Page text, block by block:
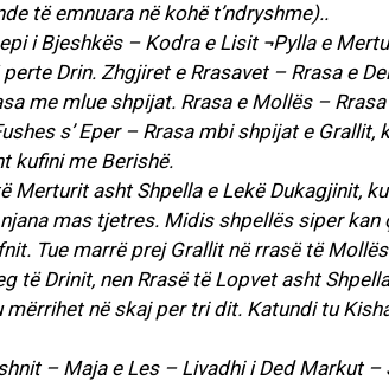
të emnuara në kohë t’ndryshme)..
i Bjeshkës – Kodra e Lisit ¬Pylla e
Drin. Zhgjiret e Rrasavet – Rrasa e
me mlue shpijat. Rrasa e Mollës –
s’ Eper – Rrasa mbi shpijat e
kufini me Berishë.
Merturit asht Shpella e Lekë Dukagjinit,
mas tjetres. Midis shpellës siper
Tue marrë prej Grallit në rrasë të
të Drinit, nen Rrasë të Lopvet asht
mërrihet në skaj per tri dit. Katundi tu
– Maja e Les – Livadhi i Ded Markut